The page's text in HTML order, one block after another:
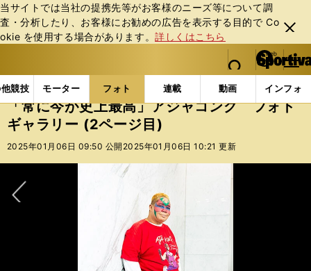
当サイトでは当社の提携先等がお客様のニーズ等について調
査・分析したり、お客様にお勧めの広告を表⽰する⽬的で Co
okie を使⽤する場合があります。詳しくはこちら
閉じ
る
web Sportiva (webスポルティーバ)
検索
マイペ
ー
ジ
メニュ
競技 モーター フォト 連載 動画 インフォ
b
ス
ポ
ル
バ
フォトギャラリー 「常に今が史上最高」アジャコン
「常に今が史上最高」アジャコング フォト
ギャラリー (2ページ目)
2025年01月06日 09:50 公開 2025年01月06日 10:21 更新